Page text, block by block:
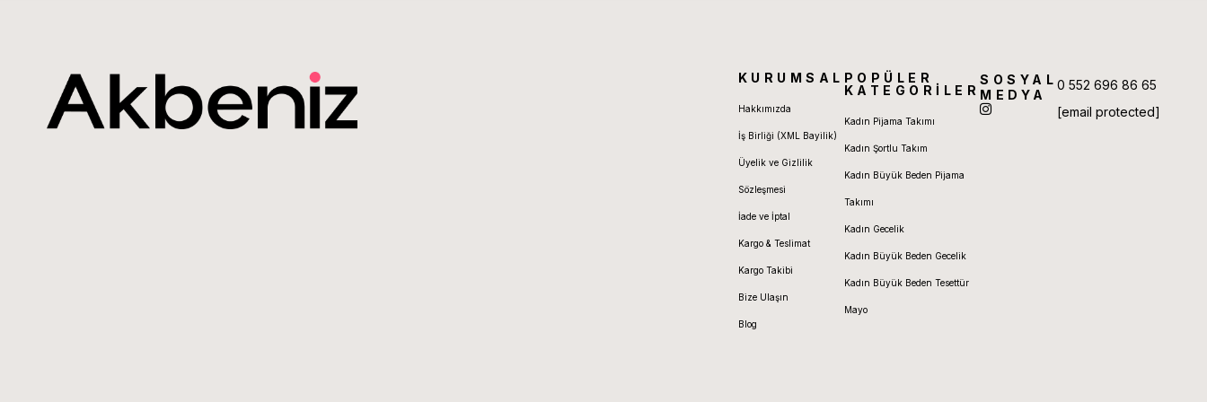
KURUMSAL
Hakkımızda
İş Birliği (XML Bayilik)
Üyelik ve Gizlilik
Sözleşmesi
İade ve İptal
Kargo & Teslimat
Kargo Takibi
Bize Ulaşın
Blog
POPÜLER
KATEGORİLER
Kadın Pijama Takımı
Kadın Şortlu Takım
Kadın Büyük Beden Pijama
Takımı
Kadın Gecelik
Kadın Büyük Beden Gecelik
Kadın Büyük Beden Tesettür
Mayo
SOSYAL
MEDYA
0 552 696 86 65
[email protected]